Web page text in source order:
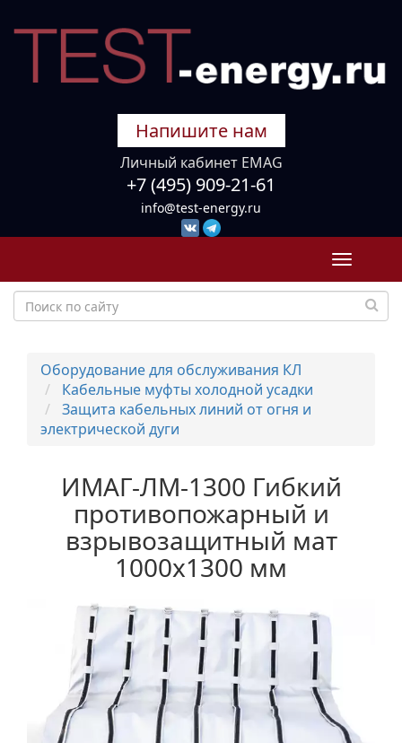
Напишите нам
Личный кабинет EMAG
+7 (495) 909-21-61
info@test-energy.ru
Toggle
Оборудование для обслуживания КЛ
Кабельные муфты холодной усадки
Защита кабельных линий от огня и
электрической дуги
ИМАГ-ЛМ-1300 Гибкий
противопожарный и
взрывозащитный мат
1000х1300 мм